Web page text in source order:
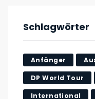
Schlagwörter
Anfänger
DP World Tour
International